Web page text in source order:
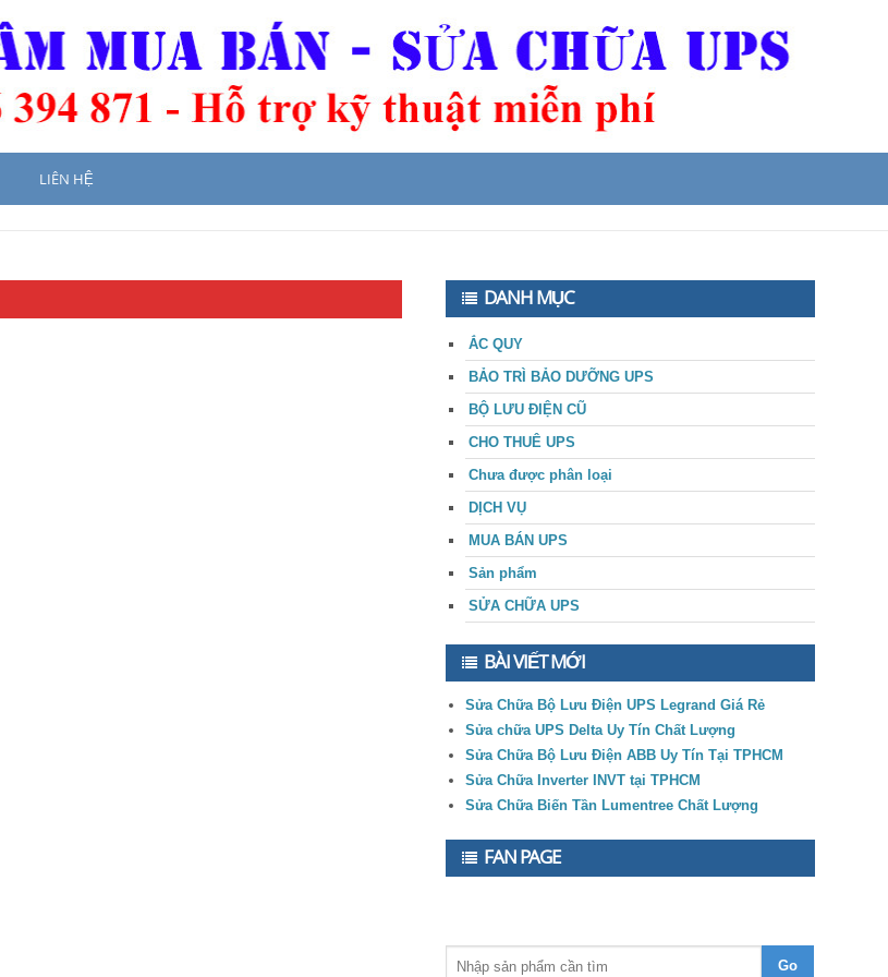
LIÊN HỆ
DANH MỤC
ẮC QUY
BẢO TRÌ BẢO DƯỠNG UPS
BỘ LƯU ĐIỆN CŨ
CHO THUÊ UPS
Chưa được phân loại
DỊCH VỤ
MUA BÁN UPS
Sản phẩm
SỬA CHỮA UPS
BÀI VIẾT MỚI
Sửa Chữa Bộ Lưu Điện UPS Legrand Giá Rẻ
Sửa chữa UPS Delta Uy Tín Chất Lượng
Sửa Chữa Bộ Lưu Điện ABB Uy Tín Tại TPHCM
Sửa Chữa Inverter INVT tại TPHCM
Sửa Chữa Biến Tần Lumentree Chất Lượng
FAN PAGE